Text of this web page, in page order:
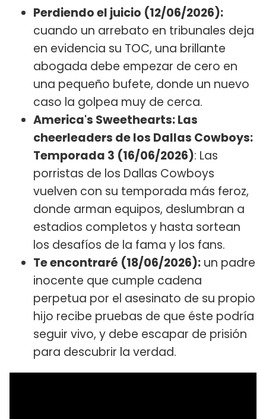
Perdiendo el juicio (12/06/2026):
cuando un arrebato en tribunales deja
en evidencia su TOC, una brillante
abogada debe empezar de cero en
una pequeño bufete, donde un nuevo
caso la golpea muy de cerca.
America's Sweethearts: Las
cheerleaders de los Dallas Cowboys:
Temporada 3 (16/06/2026): Las
porristas de los Dallas Cowboys
vuelven con su temporada más feroz,
donde arman equipos, deslumbran a
estadios completos y hasta sortean
los desafíos de la fama y los fans.
Te encontraré (18/06/2026): un padre
inocente que cumple cadena
perpetua por el asesinato de su propio
hijo recibe pruebas de que éste podría
seguir vivo, y debe escapar de prisión
para descubrir la verdad.